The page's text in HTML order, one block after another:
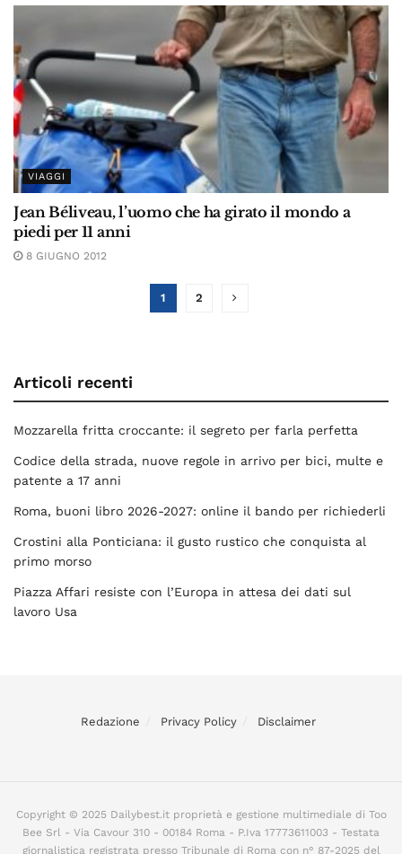
VIAGGI
Jean Béliveau, l’uomo che ha girato il mondo a
piedi per 11 anni
8 GIUGNO 2012
1 2
Articoli recenti
Mozzarella fritta croccante: il segreto per farla perfetta
Codice della strada, nuove regole in arrivo per bici, multe e
patente a 17 anni
Roma, buoni libro 2026-2027: online il bando per richiederli
Crostini alla Ponticiana: il gusto rustico che conquista al
primo morso
Piazza Affari resiste con l’Europa in attesa dei dati sul
lavoro Usa
Redazione Privacy Policy Disclaimer
Copyright © 2025 Dailybest.it proprietà e gestione multimediale di Too
Bee Srl - Via Cavour 310 - 00184 Roma - P.Iva 17773611003 - Testata
giornalistica registrata presso Tribunale di Roma con n° 87-2025 del